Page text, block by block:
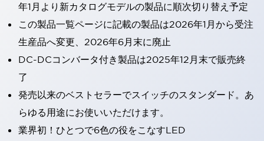
年1月より新カタログモデルの製品に順次切り替え予定
この製品一覧ページに記載の製品は2026年1月から受注
生産品へ変更、2026年6月末に廃止
DC-DCコンバータ付き製品は2025年12月末で販売終
了
発売以来のベストセラーでスイッチのスタンダード。あ
らゆる用途にお使いいただけます。
業界初！ひとつで6色の役をこなすLED